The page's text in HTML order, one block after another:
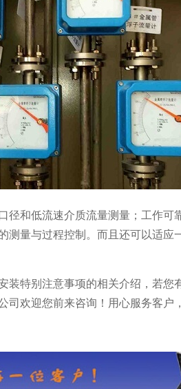
和低流速介质流量测量；工作可
量与过程控制。而且还可以适应
装特别注意事项的相关介绍，若您
欢迎您前来咨询！用心服务客户